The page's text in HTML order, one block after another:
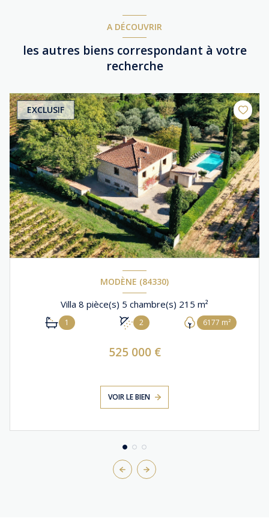
A DÉCOUVRIR
les autres biens correspondant à votre
recherche
EXCLUSIF
MODÈNE (84330)
Villa 8 pièce(s) 5 chambre(s) 215 m²
1 2 6177 m²
525 000 €
VOIR LE BIEN